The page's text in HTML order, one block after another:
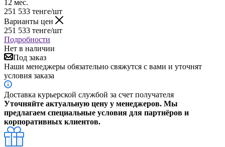
12 мес.
251 533 тенге/шт
Варианты цен
251 533 тенге/шт
Подробности
Нет в наличии
Под заказ
Наши менеджеры обязательно свяжутся с вами и уточнят
условия заказа
Доставка курьерской службой за счет получателя
Уточняйте актуальную цену у менеджеров. Мы
предлагаем специальные условия для партнёров и
корпоративных клиентов.